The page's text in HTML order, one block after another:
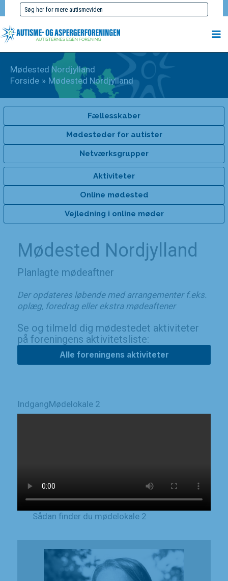
til
indholdet
Søg
efter:
Mødested Nordjylland
Forside
Mødested Nordjylland
Fællesskaber
Mødesteder for autister
Netværksgrupper
Aktiviteter
Online mødested
Vejledning i online møder
Mødested Nordjylland
Planlagte mødeaftner
Der opdateres løbende med arrangementer f.eks.
oplæg, foredrag eller ekstra mødeaftener
Se og tilmeld dig mødestedet aktiviteter
på foreningens aktivitetsliste:
Alle foreningens aktiviteter
IndgangMødelokale 2
Sådan finder du mødelokale 2